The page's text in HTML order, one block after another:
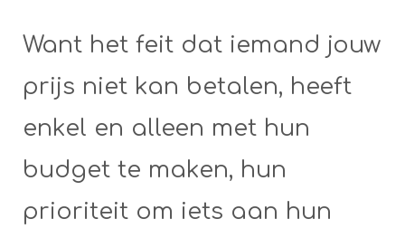
Want het feit dat iemand jouw
prijs niet kan betalen, heeft
enkel en alleen met hun
budget te maken, hun
prioriteit om iets aan hun